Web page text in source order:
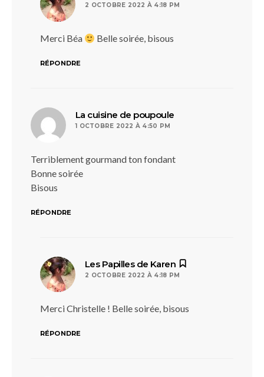
2 OCTOBRE 2022 À 4:18 PM
Merci Béa Belle soirée, bisous
RÉPONDRE
La cuisine de poupoule
1 OCTOBRE 2022 À 4:50 PM
Terriblement gourmand ton fondant
Bonne soirée
Bisous
RÉPONDRE
Les Papilles de Karen
2 OCTOBRE 2022 À 4:18 PM
Merci Christelle ! Belle soirée, bisous
RÉPONDRE